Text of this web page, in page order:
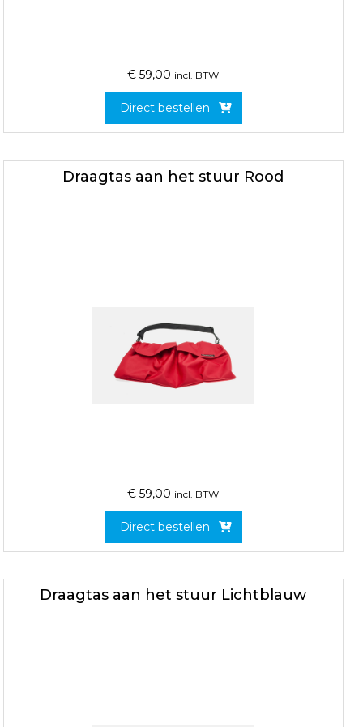
€ 59,00 incl. BTW
Direct bestellen
Draagtas aan het stuur Rood
€ 59,00 incl. BTW
Direct bestellen
Draagtas aan het stuur Lichtblauw